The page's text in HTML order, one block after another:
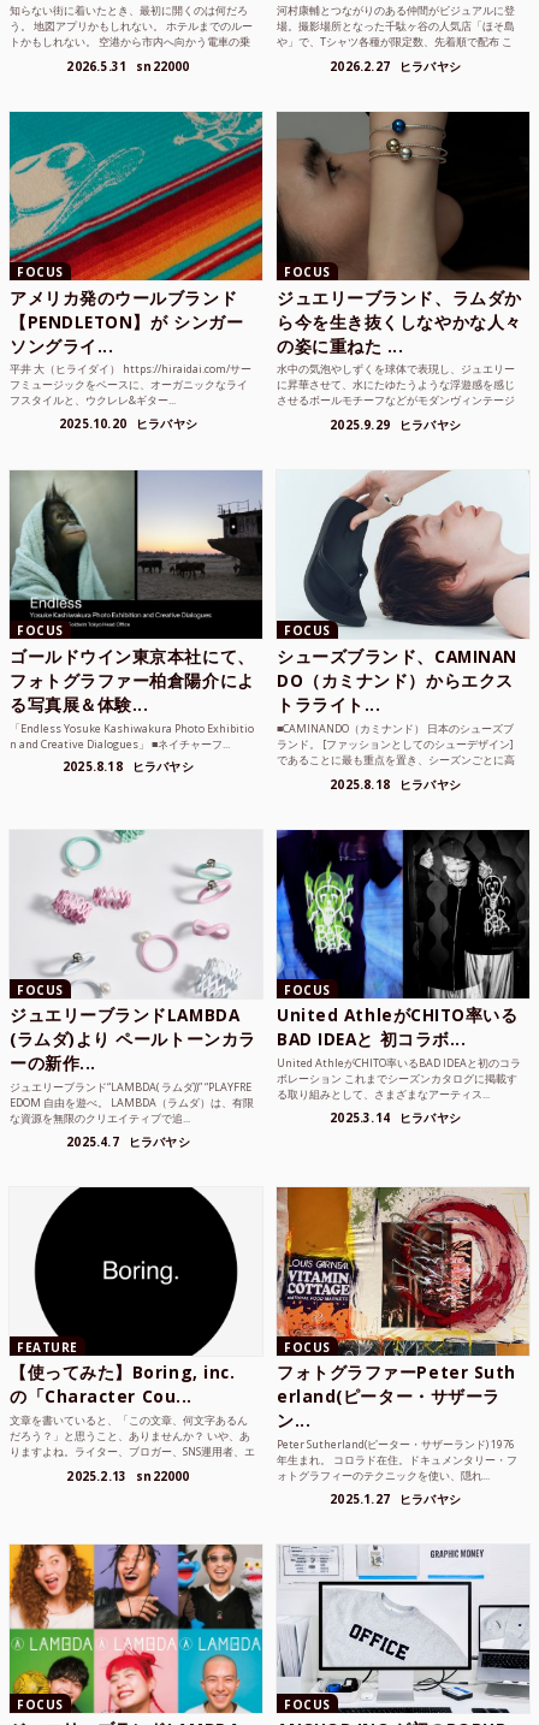
知らない街に着いたとき、最初に開くのは何だろ
う。 地図アプリかもしれない。 ホテルまでのルー
トかもしれない。 空港から市内へ向かう電車の乗
2026.5.31 sn22000
河村康輔とつながりのある仲間がビジュアルに登
場。撮影場所となった千駄ヶ谷の人気店「ほそ島
や」で、Tシャツ各種が限定数、先着順で配布 こ
2026.2.27 ヒラバヤシ
FOCUS
アメリカ発のウールブランド
【PENDLETON】が シンガー
ソングライ...
平井 大（ヒライダイ） https://hiraidai.com/サー
フミュージックをベースに、オーガニックなライ
フスタイルと、ウクレレ&ギター...
2025.10.20 ヒラバヤシ
FOCUS
ジュエリーブランド、ラムダか
ら今を生き抜くしなやかな人々
の姿に重ねた ...
水中の気泡やしずくを球体で表現し、ジュエリー
に昇華させて、水にたゆたうような浮遊感を感じ
させるボールモチーフなどがモダンヴィンテージ
2025.9.29 ヒラバヤシ
FOCUS
ゴールドウイン東京本社にて、
フォトグラファー柏倉陽介によ
る写真展＆体験...
「Endless Yosuke Kashiwakura Photo Exhibitio
n and Creative Dialogues」 ■ネイチャーフ...
2025.8.18 ヒラバヤシ
FOCUS
シューズブランド、CAMINAN
DO（カミナンド）からエクス
トラライト...
■CAMINANDO（カミナンド） 日本のシューズブ
ランド。 [ファッションとしてのシューデザイン]
であることに最も重点を置き、シーズンごとに高
2025.8.18 ヒラバヤシ
FOCUS
ジュエリーブランドLAMBDA
(ラムダ)より ペールトーンカラ
ーの新作...
ジュエリーブランド“LAMBDA( ラムダ))” “PLAYFRE
EDOM 自由を遊べ。 LAMBDA（ラムダ）は、有限
な資源を無限のクリエイティブで追...
2025.4.7 ヒラバヤシ
FOCUS
United AthleがCHITO率いる
BAD IDEAと 初コラボ...
United AthleがCHITO率いるBAD IDEAと初のコラ
ボレーション これまでシーズンカタログに掲載す
る取り組みとして、さまざまなアーティス...
2025.3.14 ヒラバヤシ
FEATURE
【使ってみた】Boring, inc.
の「Character Cou...
文章を書いていると、「この文章、何文字あるん
だろう？」と思うこと、ありませんか？ いや、あ
りますよね。ライター、ブロガー、SNS運用者、エ
2025.2.13 sn22000
FOCUS
フォトグラファーPeter Suth
erland(ピーター・サザーラ
ン...
Peter Sutherland(ピーター・サザーランド) 1976
年生まれ。 コロラド在住。ドキュメンタリー・フ
ォトグラフィーのテクニックを使い、隠れ...
2025.1.27 ヒラバヤシ
FOCUS FOCUS